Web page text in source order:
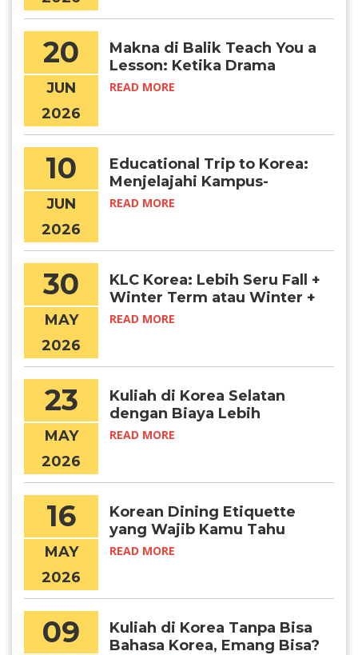
20
JUN
2026
Makna di Balik Teach You a
Lesson: Ketika Drama
Menjadi Awal Mimpi Belajar
READ MORE
10
JUN
2026
Educational Trip to Korea:
Menjelajahi Kampus-
Kampus Terbaik di Korea
READ MORE
30
MAY
2026
KLC Korea: Lebih Seru Fall +
Winter Term atau Winter +
Spring Term?
READ MORE
23
MAY
2026
Kuliah di Korea Selatan
dengan Biaya Lebih
Terjangkau? Daejeon
READ MORE
16
MAY
2026
Korean Dining Etiquette
yang Wajib Kamu Tahu
Sebelum Makan Bareng
READ MORE
09
Kuliah di Korea Tanpa Bisa
Bahasa Korea, Emang Bisa?